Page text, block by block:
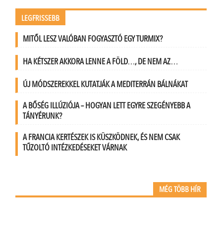
LEGFRISSEBB
MITŐL LESZ VALÓBAN FOGYASZTÓ EGY TURMIX?
HA KÉTSZER AKKORA LENNE A FÖLD…, DE NEM AZ…
ÚJ MÓDSZEREKKEL KUTATJÁK A MEDITERRÁN BÁLNÁKAT
A BŐSÉG ILLÚZIÓJA – HOGYAN LETT EGYRE SZEGÉNYEBB A
TÁNYÉRUNK?
A FRANCIA KERTÉSZEK IS KÜSZKÖDNEK, ÉS NEM CSAK
TŰZOLTÓ INTÉZKEDÉSEKET VÁRNAK
MÉG TÖBB HÍR